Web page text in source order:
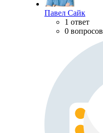
Павел Сайк
1 ответ
0 вопросов